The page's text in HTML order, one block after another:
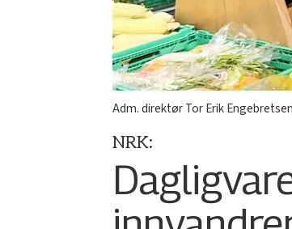
Adm. direktør Tor Erik
NRK: